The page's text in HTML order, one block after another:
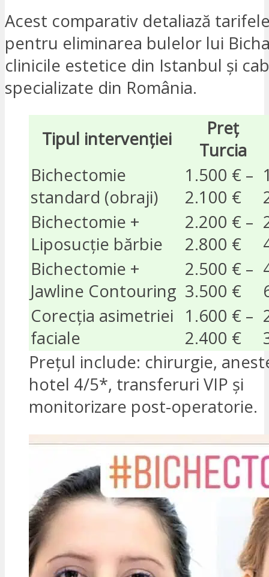
Acest comparativ detaliază
pentru eliminarea bulelor lui
clinicile estetice din Istanbul și
specializate din România.
Tipul intervenției
Preț
Turcia
Bichectomie
standard (obraji)
1.500 € –
2.100 €
Bichectomie +
Liposucție bărbie
2.200 € –
2.800 €
Bichectomie +
Jawline Contouring
2.500 € –
3.500 €
Corecția asimetriei
faciale
1.600 € –
2.400 €
Prețul include: chirurgie,
hotel 4/5*, transferuri VIP și
monitorizare post-operatorie.